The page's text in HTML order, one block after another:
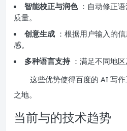
智能校正与润色 ：自动修正
质量。
创意生成 ：根据用户输入的
感。
多种语言支持 ：满足不同地
这些优势使得百度的 AI 写
之地。
当前与的技术趋势